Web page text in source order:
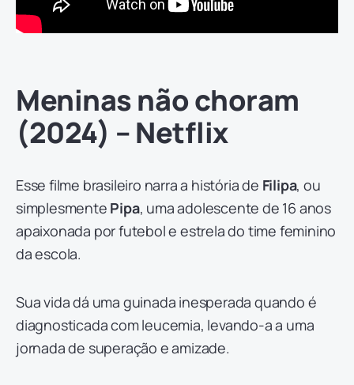
Meninas não choram
(2024) – Netflix
Esse filme brasileiro narra a história de Filipa, ou
simplesmente Pipa, uma adolescente de 16 anos
apaixonada por futebol e estrela do time feminino
da escola.
Sua vida dá uma guinada inesperada quando é
diagnosticada com leucemia, levando-a a uma
jornada de superação e amizade.